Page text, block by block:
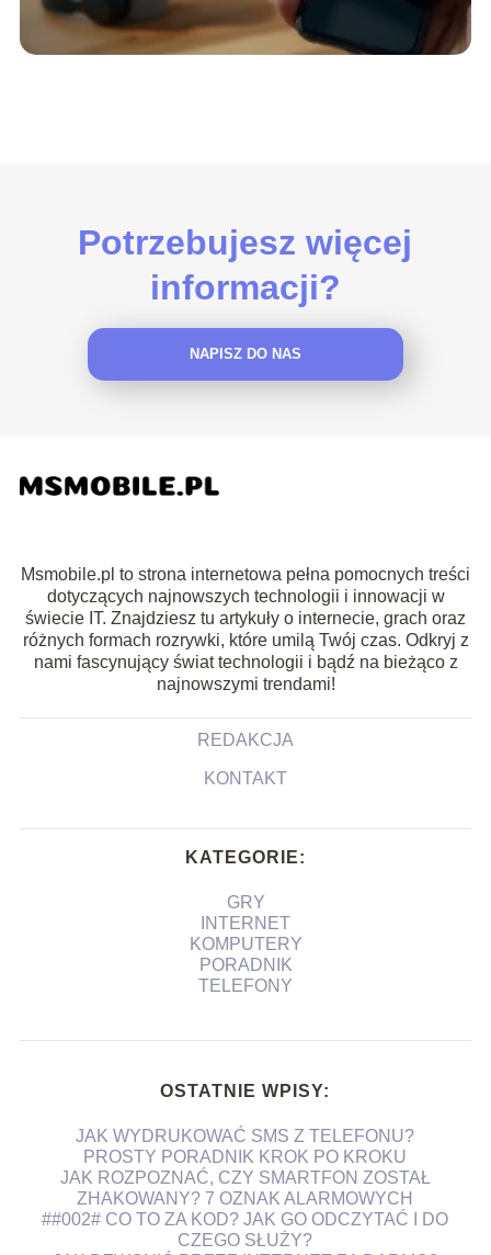
Potrzebujesz więcej
informacji?
NAPISZ DO NAS
Msmobile.pl to strona internetowa pełna pomocnych treści
dotyczących najnowszych technologii i innowacji w
świecie IT. Znajdziesz tu artykuły o internecie, grach oraz
różnych formach rozrywki, które umilą Twój czas. Odkryj z
nami fascynujący świat technologii i bądź na bieżąco z
najnowszymi trendami!
REDAKCJA
KONTAKT
KATEGORIE:
GRY
INTERNET
KOMPUTERY
PORADNIK
TELEFONY
OSTATNIE WPISY:
JAK WYDRUKOWAĆ SMS Z TELEFONU?
PROSTY PORADNIK KROK PO KROKU
JAK ROZPOZNAĆ, CZY SMARTFON ZOSTAŁ
ZHAKOWANY? 7 OZNAK ALARMOWYCH
##002# CO TO ZA KOD? JAK GO ODCZYTAĆ I DO
CZEGO SŁUŻY?